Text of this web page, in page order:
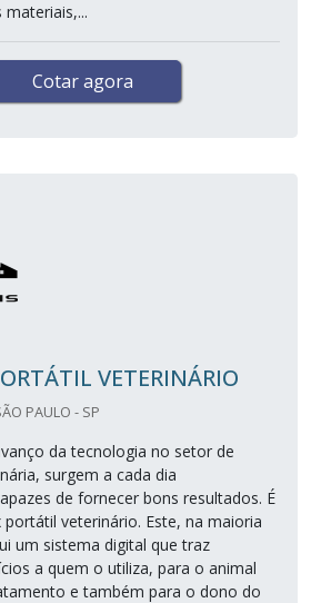
Cotar agora
VETERINÁRIO
PAULO - SP
da tecnologia no setor de
surgem a cada dia
de fornecer bons resultados. É
veterinário. Este, na maioria
um sistema digital que traz
a quem o utiliza, para o animal
e também para o dono do